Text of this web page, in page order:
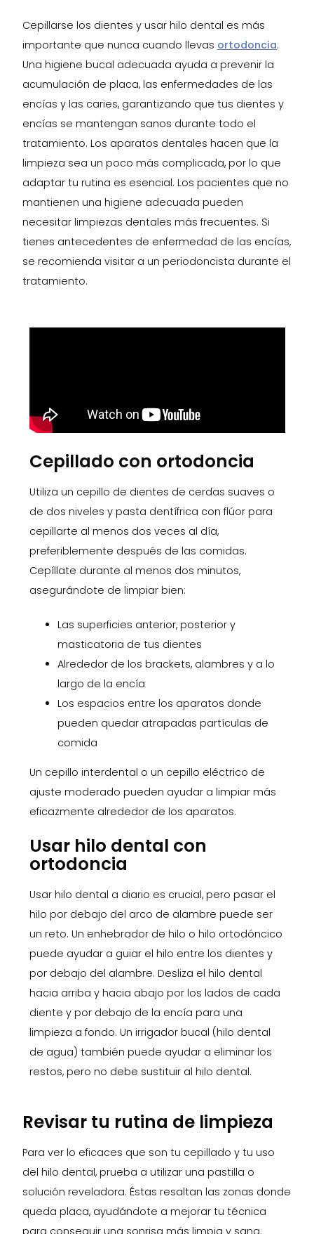
Cepillarse los dientes y usar hilo dental es más
importante que nunca cuando llevas ortodoncia.
Una higiene bucal adecuada ayuda a prevenir la
acumulación de placa, las enfermedades de las
encías y las caries, garantizando que tus dientes y
encías se mantengan sanos durante todo el
tratamiento. Los aparatos dentales hacen que la
limpieza sea un poco más complicada, por lo que
adaptar tu rutina es esencial. Los pacientes que no
mantienen una higiene adecuada pueden
necesitar limpiezas dentales más frecuentes. Si
tienes antecedentes de enfermedad de las encías,
se recomienda visitar a un periodoncista durante el
tratamiento.
Cepillado con ortodoncia
Utiliza un cepillo de dientes de cerdas suaves o
de dos niveles y pasta dentífrica con flúor para
cepillarte al menos dos veces al día,
preferiblemente después de las comidas.
Cepíllate durante al menos dos minutos,
asegurándote de limpiar bien:
Las superficies anterior, posterior y
masticatoria de tus dientes
Alrededor de los brackets, alambres y a lo
largo de la encía
Los espacios entre los aparatos donde
pueden quedar atrapadas partículas de
comida
Un cepillo interdental o un cepillo eléctrico de
ajuste moderado pueden ayudar a limpiar más
eficazmente alrededor de los aparatos.
Usar hilo dental con
ortodoncia
Usar hilo dental a diario es crucial, pero pasar el
hilo por debajo del arco de alambre puede ser
un reto. Un enhebrador de hilo o hilo ortodóncico
puede ayudar a guiar el hilo entre los dientes y
por debajo del alambre. Desliza el hilo dental
hacia arriba y hacia abajo por los lados de cada
diente y por debajo de la encía para una
limpieza a fondo. Un irrigador bucal (hilo dental
de agua) también puede ayudar a eliminar los
restos, pero no debe sustituir al hilo dental.
Revisar tu rutina de limpieza
Para ver lo eficaces que son tu cepillado y tu uso
del hilo dental, prueba a utilizar una pastilla o
solución reveladora. Éstas resaltan las zonas donde
queda placa, ayudándote a mejorar tu técnica